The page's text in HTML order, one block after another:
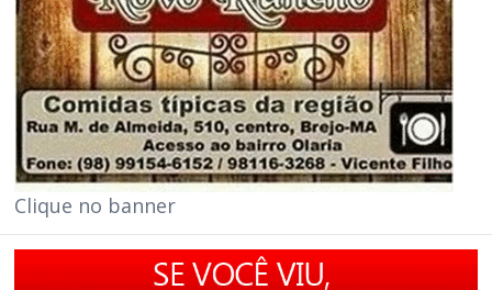
Clique no banner